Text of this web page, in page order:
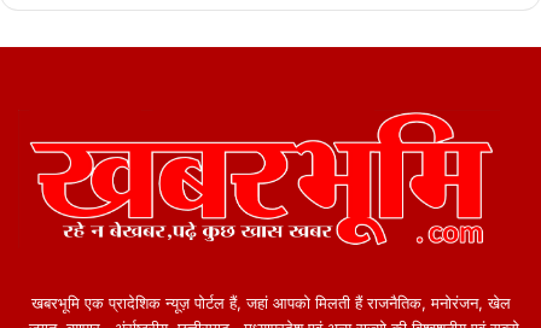
खबरभूमि एक प्रादेशिक न्यूज़ पोर्टल हैं, जहां आपको मिलती हैं राजनैतिक, मनोरंजन, खेल